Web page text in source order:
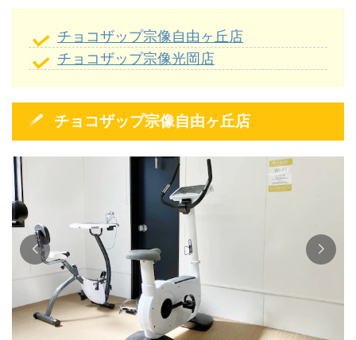
チョコザップ宗像自由ヶ丘店
チョコザップ宗像光岡店
チョコザップ宗像自由ヶ丘店